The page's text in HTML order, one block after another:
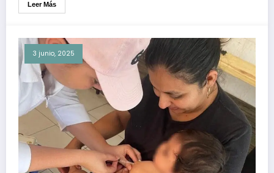
Leer Más
3 junio, 2025